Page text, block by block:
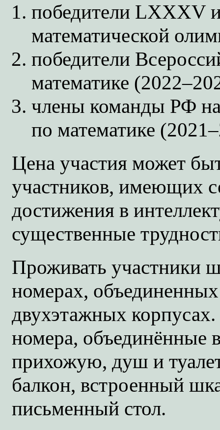
победители LXXXV
математической
победители
математике
члены команды РФ
по математике
Цена участия может
участников, имеющих
достижения в
существенные
Проживать участники
номерах,
двухэтажных
номера,
прихожую, душ и
балкон, встроенный
письменный стол.